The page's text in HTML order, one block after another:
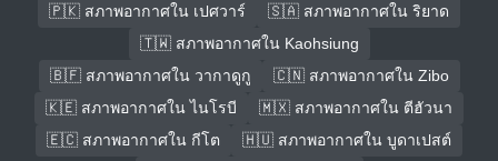
🇵🇰 สภาพอากาศใน เปศวาร์
🇸🇦 สภาพอากาศใน ริยาด
🇹🇼 สภาพอากาศใน Kaohsiung
🇧🇫 สภาพอากาศใน วากาดูกู
🇨🇳 สภาพอากาศใน Zibo
🇰🇪 สภาพอากาศใน ไนโรบี
🇲🇽 สภาพอากาศใน ตีฮัวนา
🇪🇨 สภาพอากาศใน กีโต
🇭🇺 สภาพอากาศใน บูดาเปสต์